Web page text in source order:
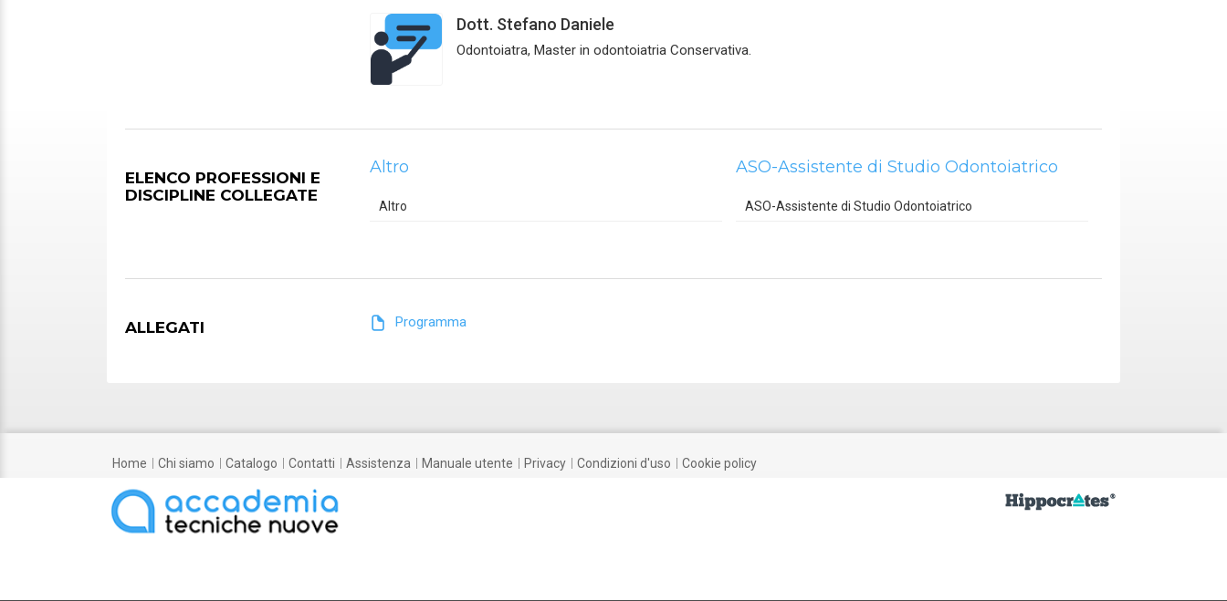
Dott. Stefano Daniele
Odontoiatra, Master in odontoiatria Conservativa.
ELENCO PROFESSIONI E
DISCIPLINE COLLEGATE
Altro
Altro
ASO-Assistente di Studio Odontoiatrico
ASO-Assistente di Studio Odontoiatrico
ALLEGATI Programma
home chi siamo catalogo contatti assistenza manuale utente privacy condizioni d'uso cookie policy